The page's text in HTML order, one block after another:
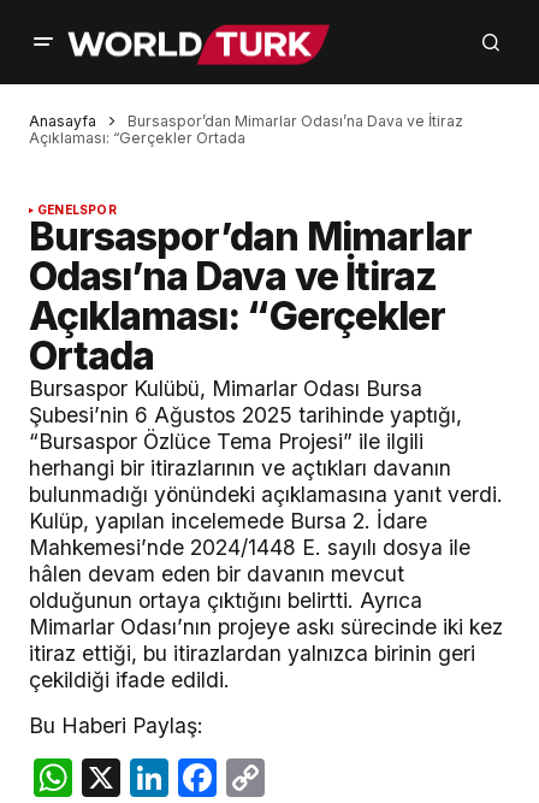
Anasayfa
Bursaspor’dan Mimarlar Odası’na Dava ve İtiraz
Açıklaması: “Gerçekler Ortada
GENELSPOR
Bursaspor’dan Mimarlar
Odası’na Dava ve İtiraz
Açıklaması: “Gerçekler
Ortada
Bursaspor Kulübü, Mimarlar Odası Bursa
Şubesi’nin 6 Ağustos 2025 tarihinde yaptığı,
“Bursaspor Özlüce Tema Projesi” ile ilgili
herhangi bir itirazlarının ve açtıkları davanın
bulunmadığı yönündeki açıklamasına yanıt verdi.
Kulüp, yapılan incelemede Bursa 2. İdare
Mahkemesi’nde 2024/1448 E. sayılı dosya ile
hâlen devam eden bir davanın mevcut
olduğunun ortaya çıktığını belirtti. Ayrıca
Mimarlar Odası’nın projeye askı sürecinde iki kez
itiraz ettiği, bu itirazlardan yalnızca birinin geri
çekildiği ifade edildi.
Bu Haberi Paylaş:
WhatsApp
X LinkedIn
Facebook